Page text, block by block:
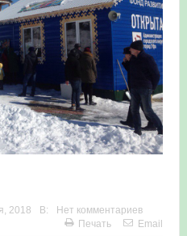
2026» в
— 21-31 мая 2026
дневного лагеря центра
2018 В:
Нет комментариев
Печать
Email